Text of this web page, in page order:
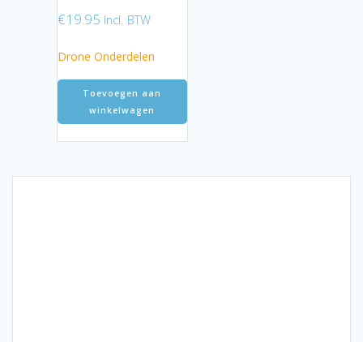
€19.95 Incl. BTW
Drone Onderdelen
Toevoegen aan
winkelwagen